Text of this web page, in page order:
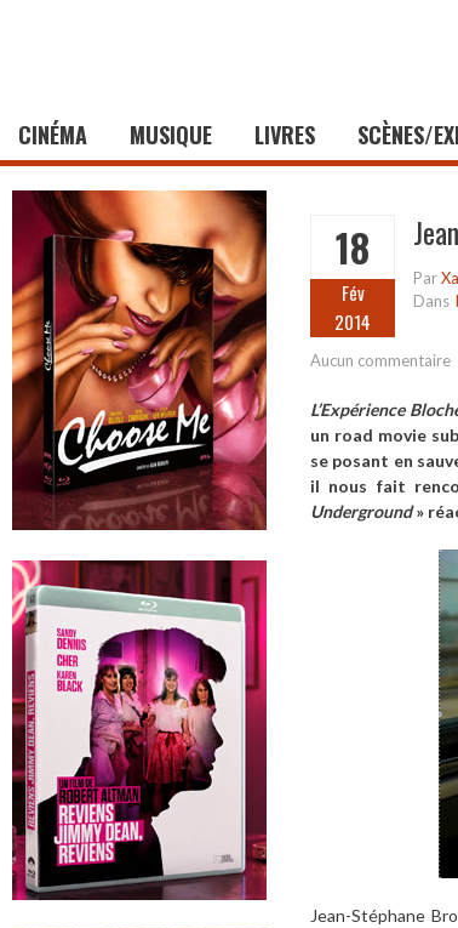
CINÉMA MUSIQUE LIVRES SCÈNES/
18
Fév
2014
Par
Dans
Aucun commentaire
L’Expérience
un road movie
se posant en
il nous fait
Underground»
Jean-Stéphane